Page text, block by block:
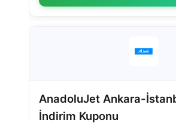
AnadoluJet Ankara-
İndirim Kuponu